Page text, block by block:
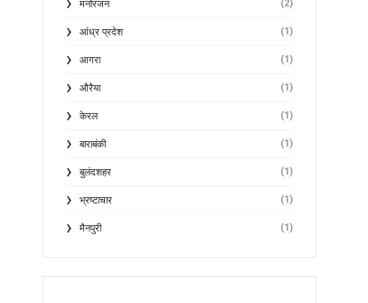
मनोरंजन (2)
आंध्र प्रदेश (1)
आगरा (1)
औरैया (1)
केरल (1)
बाराबंकी (1)
बुलंदशहर (1)
भ्रष्टाचार (1)
मैनपुरी (1)